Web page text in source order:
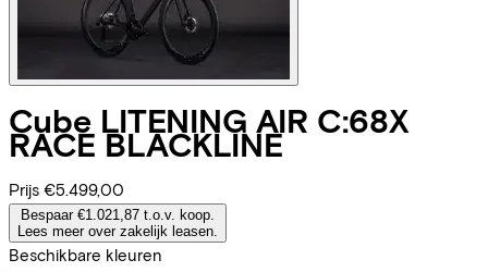
Cube LITENING AIR C:68X
RACE BLACKLINE
Prijs €5.499,00
Bespaar €1.021,87 t.o.v. koop.
Lees meer over zakelijk leasen.
Beschikbare kleuren